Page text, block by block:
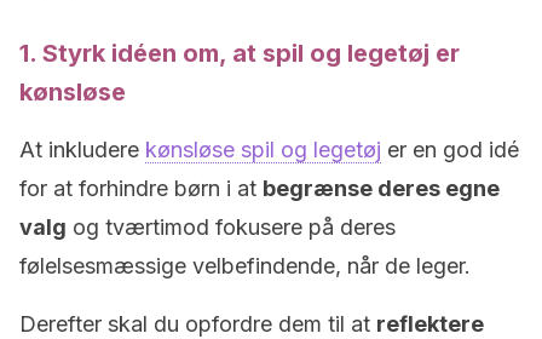
1. Styrk idéen om, at spil og legetøj er
kønsløse
At inkludere kønsløse spil og legetøj er en god idé
for at forhindre børn i at begrænse deres egne
valg og tværtimod fokusere på deres
følelsesmæssige velbefindende, når de leger.
Derefter skal du opfordre dem til at reflektere